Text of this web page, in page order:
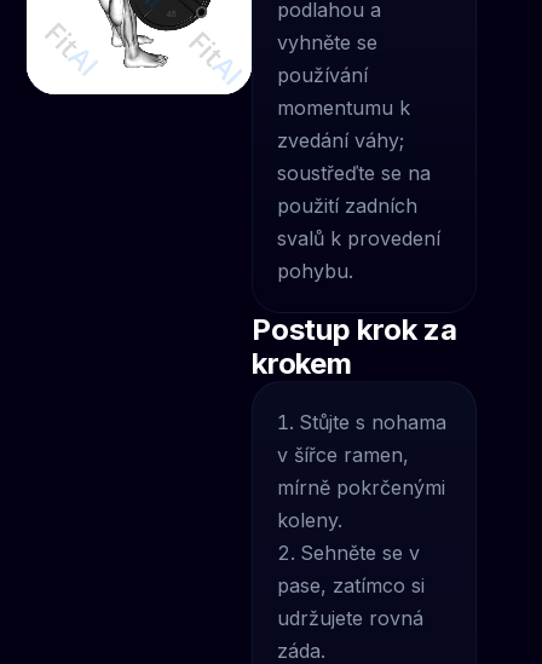
podlahou a
vyhněte se
používání
momentumu k
zvedání váhy;
soustřeďte se na
použití zadních
svalů k provedení
pohybu.
Postup krok za
krokem
Stůjte s nohama
v šířce ramen,
mírně pokrčenými
koleny.
Sehněte se v
pase, zatímco si
udržujete rovná
záda.